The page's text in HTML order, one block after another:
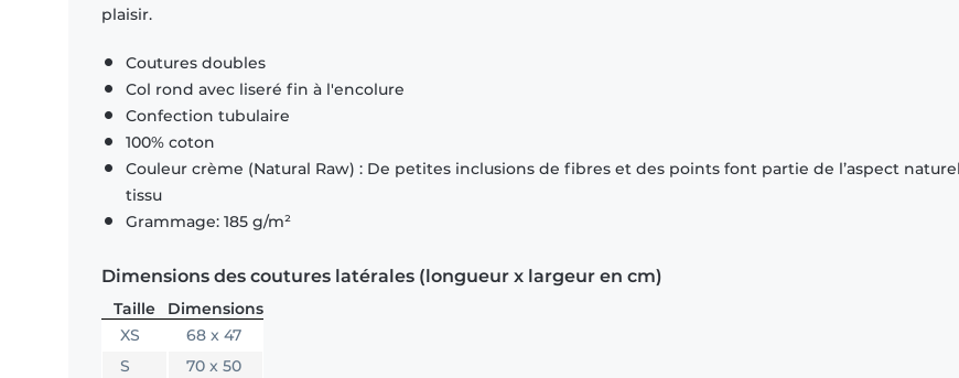
plaisir.
Coutures doubles
Col rond avec liseré fin à l'encolure
Confection tubulaire
100% coton
Couleur crème (Natural Raw) : De petites inclusions de fibres et des points font partie de l’aspect
tissu
Grammage: 185 g/m²
Dimensions des coutures latérales (longueur x largeur en cm)
Taille
Dimensions
XS
68 x 47
S
70 x 50